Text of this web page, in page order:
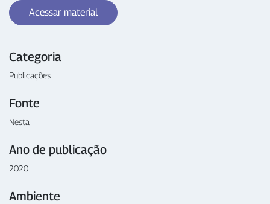
Categoria
Publicações
Fonte
Nesta
Ano de publicação
2020
Ambiente
Acessar material